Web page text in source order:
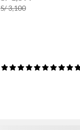
S/ 3,100